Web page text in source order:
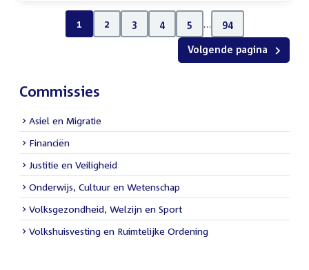
1 2 3 4 5 … 94
Volgende pagina
Commissies
Asiel en Migratie
Financiën
Justitie en Veiligheid
Onderwijs, Cultuur en Wetenschap
Volksgezondheid, Welzijn en Sport
Volkshuisvesting en Ruimtelijke Ordening